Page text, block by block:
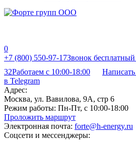
0
+7 (800) 550-97-17Звонок
32Работаем с 10:00-18:00
в Telegram
Адрес:
Москва, ул. Вавилова, 9А, стр 6
Режим работы: Пн-Пт, с 10:00-18:00
Проложить маршрут
Электронная почта: forte@h-energy.ru
Соцсети и мессенджеры: